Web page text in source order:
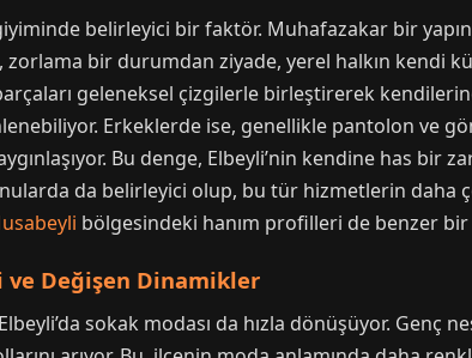
belirleyici bir faktör. Muhafazakar bir
zorlama bir durumdan ziyade, yerel halkın kendi
geleneksel çizgilerle birleştirerek
Erkeklerde ise, genellikle pantolon ve
Bu denge, Elbeyli’nin kendine has bir
da belirleyici olup, bu tür hizmetlerin daha
bölgesindeki hanım profilleri de benzer
ve Değişen Dinamikler
sokak modası da hızla dönüşüyor. Genç